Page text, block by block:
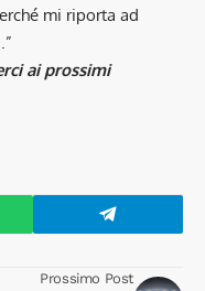
mi riporta ad
ai prossimi
Prossimo Post